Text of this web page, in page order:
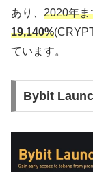
あり、 2020年ま
19,140%
ています。
Bybit